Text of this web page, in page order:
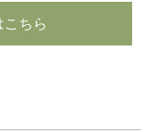
ちら